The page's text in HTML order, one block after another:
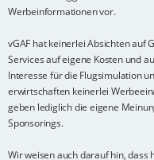
Werbeinformationen vor.
vGAF hat keinerlei Absichten auf
Services auf eigene Kosten und
Interesse für die Flugsimulation
erwirtschaften keinerlei
geben lediglich die eigene
Sponsorings.
Wir weisen auch darauf hin,